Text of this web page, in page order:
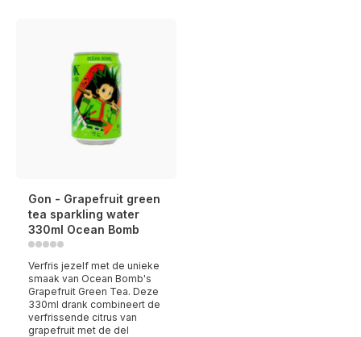
Gon - Grapefruit green
tea sparkling water
330ml Ocean Bomb
Verfris jezelf met de unieke
smaak van Ocean Bomb's
Grapefruit Green Tea. Deze
330ml drank combineert de
verfrissende citrus van
grapefruit met de del